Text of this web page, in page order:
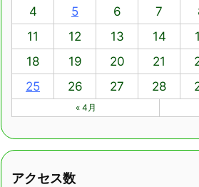
4
5 6 7
11
12 13 14
18
19 20 21
25
26 27 28
« 4月
アクセス数